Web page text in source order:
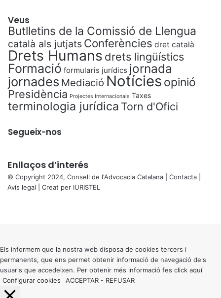
Veus
Butlletins de la Comissió de Llengua
català als jutjats Conferències dret català
Drets Humans drets lingüístics
Formació formularis jurídics jornada
jornades Mediació Notícies opinió
Presidència Projectes Internacionals Taxes
terminologia jurídica Torn d'Ofici
Segueix-nos
Enllaços d’interés
© Copyright 2024, Consell de l'Advocacia Catalana | Contacta
Avís legal | Creat per IURISTEL
button
Els informem que la nostra web disposa de cookies tercers i
permanents, que ens permet obtenir informació de navegació dels
usuaris que accedeixen. Per obtenir més informació fes click aquí
Configurar cookies
ACCEPTAR - REFUSAR